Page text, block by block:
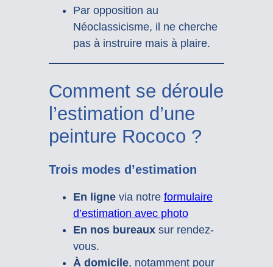
Par opposition au
Néoclassicisme, il ne cherche
pas à instruire mais à plaire.
Comment se déroule
l’estimation d’une
peinture Rococo ?
Trois modes d’estimation
En lignevia notre formulaire
d’estimation avec photo
En nos bureauxsur rendez-
vous.
À domicile, notamment pour